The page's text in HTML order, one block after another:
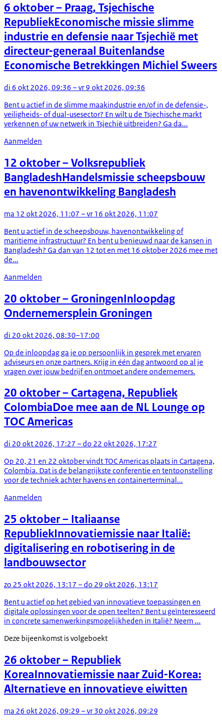
6 oktober– Praag, Tsjechische
RepubliekEconomische missie slimme
industrie en defensie naar Tsjechië met
directeur-generaal Buitenlandse
Economische Betrekkingen Michiel Sweers
di 6 okt 2026, 09:36 – vr 9 okt 2026, 09:36
Bent u actief in de slimme maakindustrie en/of in de defensie-,
veiligheids- of dual-usesector? En wilt u de Tsjechische markt
verkennen of uw netwerk in Tsjechië uitbreiden? Ga da...
Aanmelden
12 oktober– Volksrepubliek
BangladeshHandelsmissie scheepsbouw
en havenontwikkeling Bangladesh
ma 12 okt 2026, 11:07 – vr 16 okt 2026, 11:07
Bent u actief in de scheepsbouw, havenontwikkeling of
maritieme infrastructuur? En bent u benieuwd naar de kansen in
Bangladesh? Ga dan van 12 tot en met 16 oktober 2026 mee met
de...
Aanmelden
20 oktober– GroningenInloopdag
Ondernemersplein Groningen
di 20 okt 2026, 08:30–17:00
Op de inloopdag ga je op persoonlijk in gesprek met ervaren
adviseurs en onze partners. Krijg in één dag antwoord op al je
vragen over jouw bedrijf en ontmoet andere ondernemers.
20 oktober– Cartagena, Republiek
ColombiaDoe mee aan de NL Lounge op
TOC Americas
di 20 okt 2026, 17:27 – do 22 okt 2026, 17:27
Op 20, 21 en 22 oktober vindt TOC Americas plaats in Cartagena,
Colombia. Dat is de belangrijkste conferentie en tentoonstelling
voor de techniek achter havens en containerterminal...
Aanmelden
25 oktober– Italiaanse
RepubliekInnovatiemissie naar Italië:
digitalisering en robotisering in de
landbouwsector
zo 25 okt 2026, 13:17 – do 29 okt 2026, 13:17
Bent u actief op het gebied van innovatieve toepassingen en
digitale oplossingen voor de open teelten? Bent u geïnteresseerd
in concrete samenwerkingsmogelijkheden in Italië? Neem ...
Deze bijeenkomst is volgeboekt
26 oktober– Republiek
KoreaInnovatiemissie naar Zuid-Korea:
Alternatieve en innovatieve eiwitten
ma 26 okt 2026, 09:29 – vr 30 okt 2026, 09:29